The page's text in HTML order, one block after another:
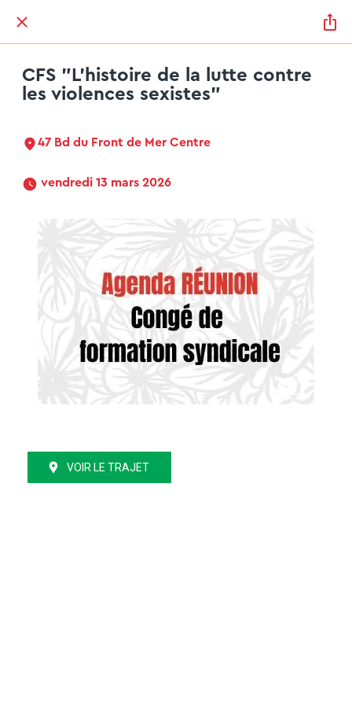
CFS "L'histoire de la lutte contre
les violences sexistes"
47 Bd du Front de Mer Centre
vendredi 13 mars 2026
VOIR LE TRAJET